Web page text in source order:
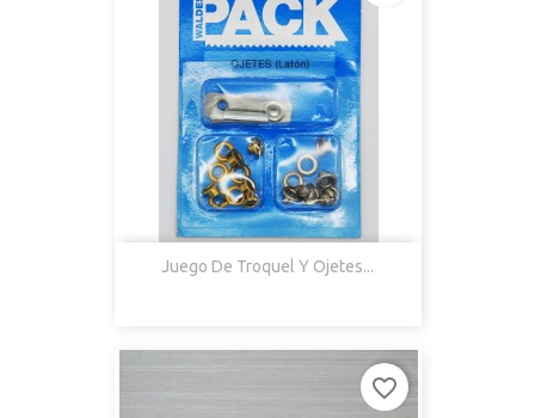
Juego De Troquel Y Ojetes...
favorite_border